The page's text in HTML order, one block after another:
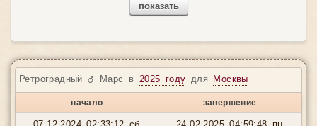
показать
Ретроградный ♂ Марс в 2025 году для Москвы
начало завершение